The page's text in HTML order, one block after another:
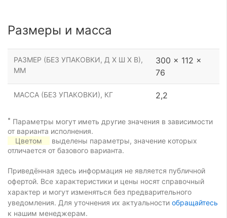
Размеры и масса
РАЗМЕР (БЕЗ УПАКОВКИ, Д Х Ш Х В),
ММ
300 x 112 x
76
МАССА (БЕЗ УПАКОВКИ), КГ 2,2
* Параметры могут иметь другие значения в зависимости
от варианта исполнения.
Цветом
выделены параметры, значение которых
отличается от базового варианта.
Приведённая здесь информация не является публичной
офертой. Все характеристики и цены носят справочный
характер и могут изменяться без предварительного
уведомления. Для уточнения их актуальности обращайтесь
к нашим менеджерам.